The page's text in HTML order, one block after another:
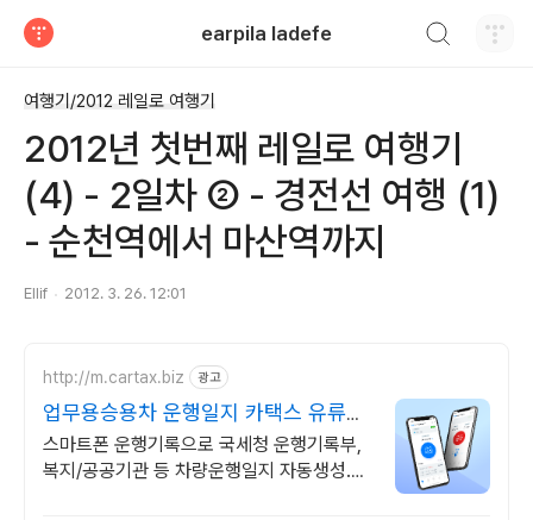
earpila ladefe
여행기/2012 레일로 여행기
2012년 첫번째 레일로 여행기
(4) - 2일차 ② - 경전선 여행 (1)
- 순천역에서 마산역까지
Ellif 2012. 3. 26. 12:01
http://m.cartax.biz 광고
업무용승용차 운행일지 카택스 유류비
정산&차량관제
스마트폰 운행기록으로 국세청 운행기록부,
복지/공공기관 등 차량운행일지 자동생성.